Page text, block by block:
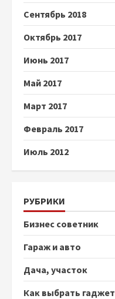
Сентябрь 2018
Октябрь 2017
Июнь 2017
Май 2017
Март 2017
Февраль 2017
Июль 2012
РУБРИКИ
Бизнес советник
Гараж и авто
Дача, участок
Как выбрать гаджет